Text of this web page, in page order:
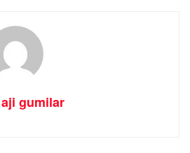
aji gumilar